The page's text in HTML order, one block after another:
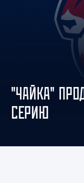
"ЧАЙКА"
СЕРИЮ